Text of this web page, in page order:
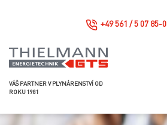
VÁŠ PARTNER V PLYNÁRENSTVÍ OD
ROKU 1981
+49 561 / 5 07 85-0